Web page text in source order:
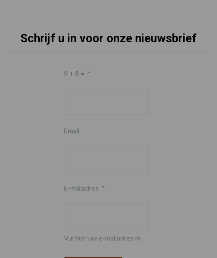
Schrijf u in voor onze nieuwsbrief
9 + 8 = *
Email
E-mailadres *
Vul hier uw e-mailadres in